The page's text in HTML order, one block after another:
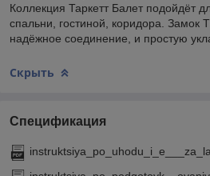
Коллекция Таркетт Балет подойдёт
спальни, гостиной, коридора. Замок
надёжное соединение, и простую
Скрыть
Спецификация